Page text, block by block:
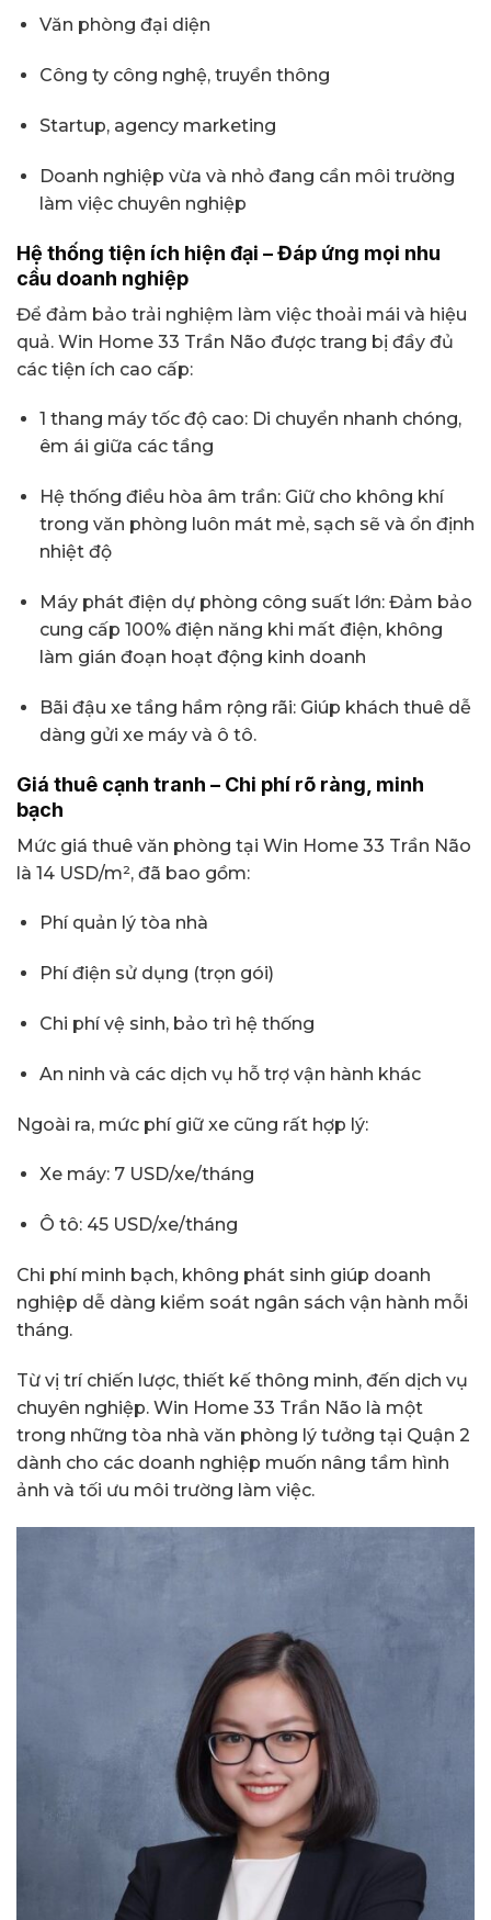
Văn phòng đại diện
Công ty công nghệ, truyền thông
Startup, agency marketing
Doanh nghiệp vừa và nhỏ đang cần môi trường
làm việc chuyên nghiệp
Hệ thống tiện ích hiện đại – Đáp ứng mọi nhu
cầu doanh nghiệp
Để đảm bảo trải nghiệm làm việc thoải mái và hiệu
quả. Win Home 33 Trần Não được trang bị đầy đủ
các tiện ích cao cấp:
1 thang máy tốc độ cao: Di chuyển nhanh chóng,
êm ái giữa các tầng
Hệ thống điều hòa âm trần: Giữ cho không khí
trong văn phòng luôn mát mẻ, sạch sẽ và ổn định
nhiệt độ
Máy phát điện dự phòng công suất lớn: Đảm bảo
cung cấp 100% điện năng khi mất điện, không
làm gián đoạn hoạt động kinh doanh
Bãi đậu xe tầng hầm rộng rãi: Giúp khách thuê dễ
dàng gửi xe máy và ô tô.
Giá thuê cạnh tranh – Chi phí rõ ràng, minh
bạch
Mức giá thuê văn phòng tại Win Home 33 Trần Não
là 14 USD/m², đã bao gồm:
Phí quản lý tòa nhà
Phí điện sử dụng (trọn gói)
Chi phí vệ sinh, bảo trì hệ thống
An ninh và các dịch vụ hỗ trợ vận hành khác
Ngoài ra, mức phí giữ xe cũng rất hợp lý:
Xe máy: 7 USD/xe/tháng
Ô tô: 45 USD/xe/tháng
Chi phí minh bạch, không phát sinh giúp doanh
nghiệp dễ dàng kiểm soát ngân sách vận hành mỗi
tháng.
Từ vị trí chiến lược, thiết kế thông minh, đến dịch vụ
chuyên nghiệp. Win Home 33 Trần Não là một
trong những tòa nhà văn phòng lý tưởng tại Quận 2
dành cho các doanh nghiệp muốn nâng tầm hình
ảnh và tối ưu môi trường làm việc.